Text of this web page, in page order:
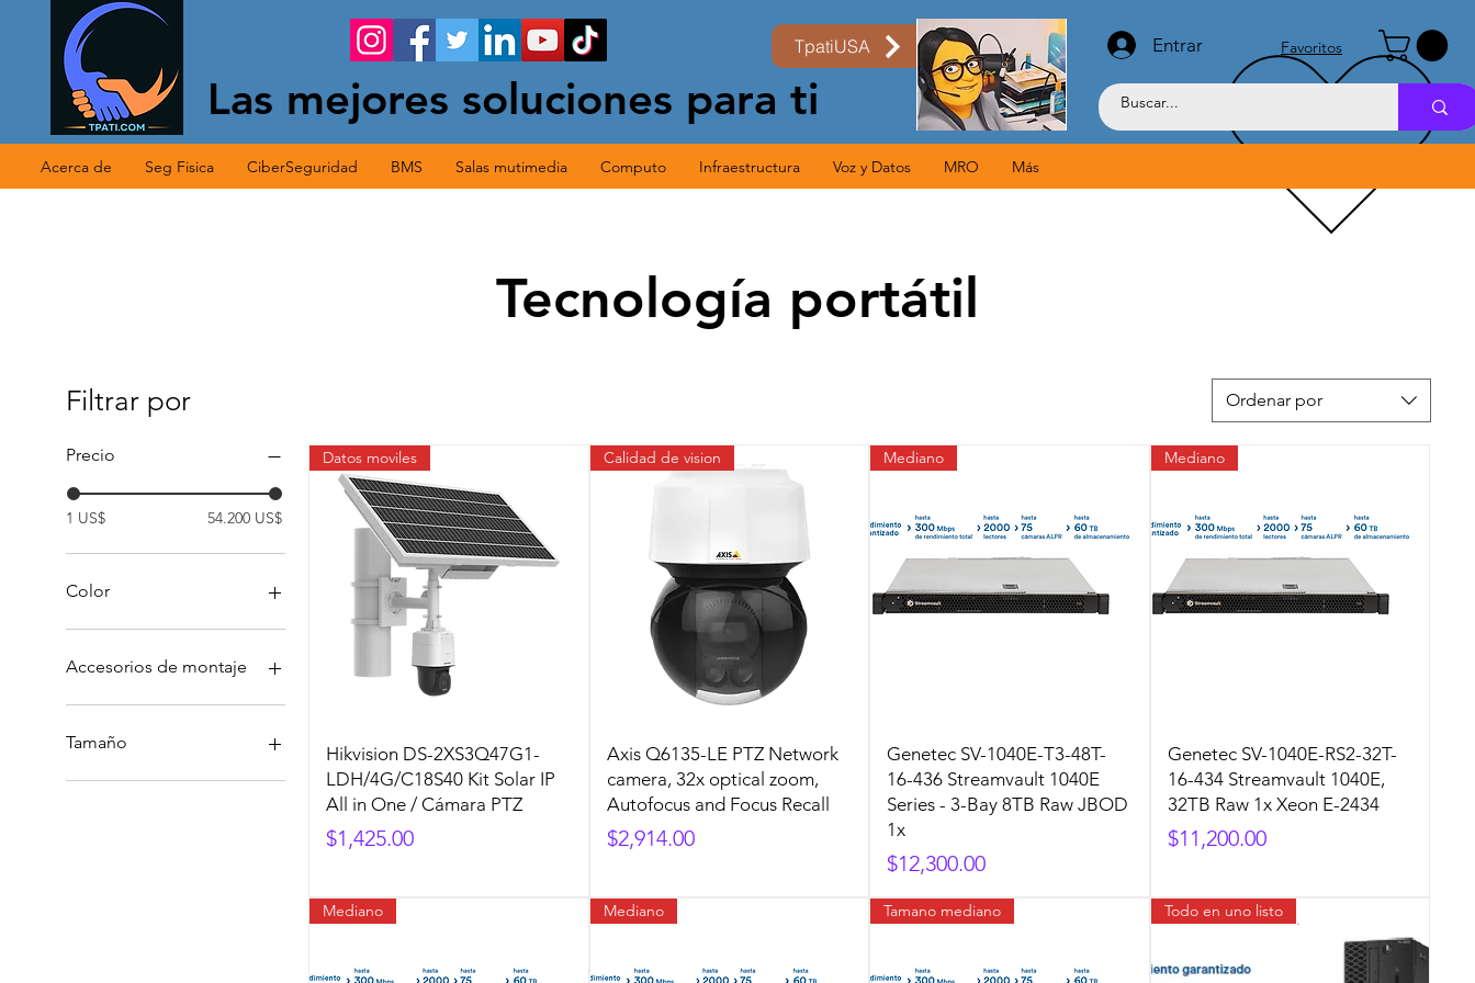
TpatiUSA
Las mejores soluciones para ti
Entrar Favoritos
Acerca de Seg Fisica CiberSeguridad BMS Salas mutimedia Computo Infraestructura Voz y Datos MRO Más
Tecnología portátil
Filtrar por
Precio
1 US$ 54.200 US$
Color
Accesorios de montaje
Accesorios de montaje en
pared
plafon
Tamaño
Grande
Ordenar por
Datos moviles
Hikvision DS-2XS3Q47G1-
LDH/4G/C18S40 Kit Solar IP
All in One / Cámara PTZ
Precio
$1,425.00
Calidad de vision
Axis Q6135-LE PTZ Network
camera, 32x optical zoom,
Autofocus and Focus Recall
Precio
$2,914.00
Mediano
Genetec SV-1040E-T3-48T-
16-436 Streamvault 1040E
Series - 3-Bay 8TB Raw JBOD
1x
Precio
$12,300.00
Mediano
Genetec SV-1040E-RS2-32T-
16-434 Streamvault 1040E,
32TB Raw 1x Xeon E-2434
Precio
$11,200.00
Mediano Mediano Tamano mediano Todo en uno listo